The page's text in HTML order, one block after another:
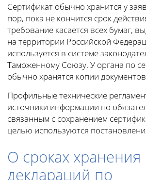
Сертификат обычно хранится у
пор, пока не кончится срок
требование касается всех бумаг,
на территории Российской
используется в системе
Таможенному Союзу. У органа по
обычно хранятся копии
Профильные технические
источники информации по
связанным с сохранением
целью используются
О сроках хранения
деклараций по